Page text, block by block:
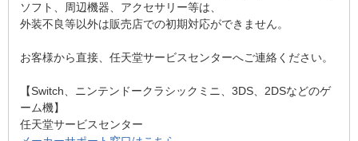
ソフト、周辺機器、アクセサリー等は、
外装不良等以外は販売店での初期対応ができません。
お客様から直接、任天堂サービスセンターへご連絡ください。
【Switch、ニンテンドークラシックミニ、3DS、2DSなどのゲ
ーム機】
任天堂サービスセンター